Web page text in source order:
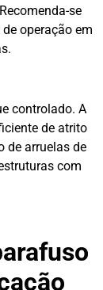
se
operação em
controlado. A
de atrito
de arruelas de
com